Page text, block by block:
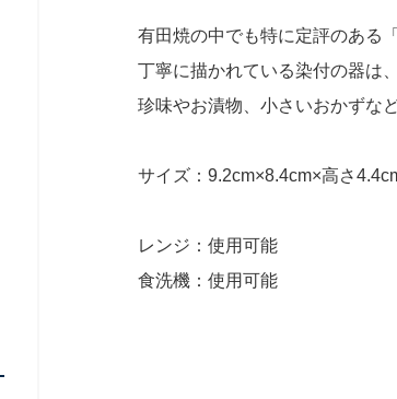
有田焼の中でも特に定評のある
丁寧に描かれている染付の器は
珍味やお漬物、小さいおかずな
サイズ：9.2cm×8.4cm×高さ
レンジ：使用可能
食洗機：使用可能